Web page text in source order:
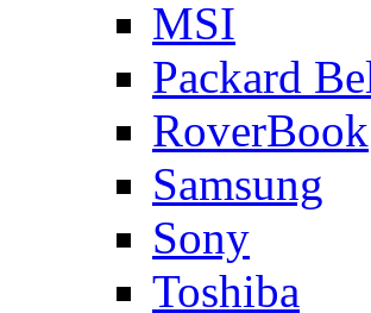
MSI
Packard
RoverBook
Samsung
Sony
Toshiba